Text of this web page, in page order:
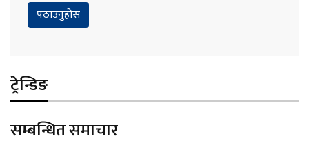
ट्रेन्डिङ
सम्बन्धित समाचार